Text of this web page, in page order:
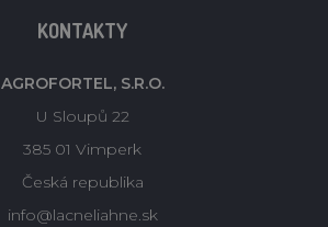
KONTAKTY
AGROFORTEL, S.R.O.
U Sloupů 22
385 01 Vimperk
Česká republika
info@lacneliahne.sk